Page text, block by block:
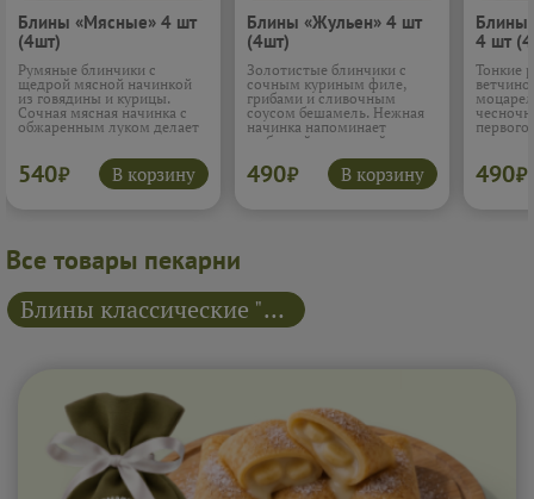
Блины «Мясные» 4 шт
(4шт)
Румяные блинчики с
щедрой мясной начинкой
из говядины и курицы.
Сочная мясная начинка с
обжаренным луком делает
вкус по-настоящему
домашним и сытным. Такие
блины хочется есть не
спеша, наслаждаясь
540₽ В корзину
Блины «Жульен» 4 шт
(4шт)
Золотистые блинчики с
сочным куриным филе,
грибами и сливочным
соусом бешамель. Нежная
начинка напоминает
любимый домашний
жюльен: много грибов,
мягкая курица и
расплавленный сулугуни в
490₽ В корзину
Блины
4 шт
Тонкие
первого
нежная
490₽
Все товары пекарни
Блины классические "Русские блины"